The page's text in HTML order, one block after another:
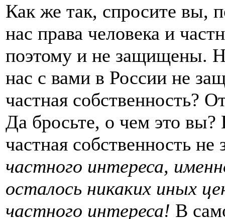
Как же так, спросите вы,
нас права человека и
поэтому и не защищены.
нас с вами в России не
частная собственность?
Да бросьте, о чем это
частная собственность
частного интереса,
осталось никаких иных
частного интереса! В